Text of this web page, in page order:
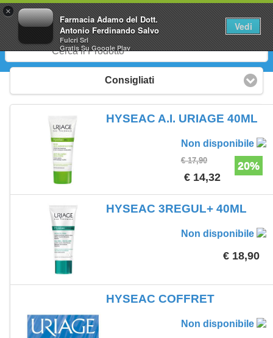
×
Farmacia Adamo del Dott.
Antonio Ferdinando Salvo
Fulcri Srl
GratisSu Google Play
Vedi
0
Consigliati
HYSEAC A.I. URIAGE 40ML
Non disponibile
20%
€ 17,90
€ 14,32
HYSEAC 3REGUL+ 40ML
Non disponibile
€ 18,90
HYSEAC COFFRET
Non disponibile